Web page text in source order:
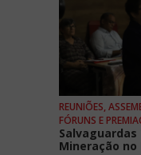
REUNIÕES,
FÓRUNS E
Mineração no